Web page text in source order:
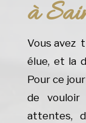
à
Vous avez
élue, et la
Pour ce
de
attentes,